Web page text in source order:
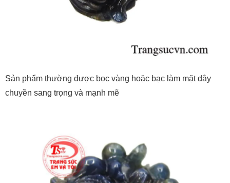
Sản phẩm thường được bọc vàng hoặc bạc làm mặt dây
chuyền sang trọng và mạnh mẽ